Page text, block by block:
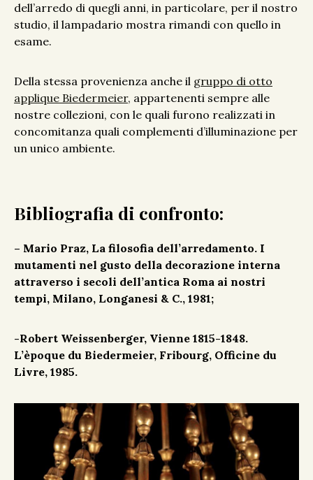
dell’arredo di quegli anni, in particolare, per il nostro
studio, il lampadario mostra rimandi con quello in
esame.
Della stessa provenienza anche il gruppo di otto
applique Biedermeier, appartenenti sempre alle
nostre collezioni, con le quali furono realizzati in
concomitanza quali complementi d’illuminazione per
un unico ambiente.
Bibliografia di confronto:
– Mario Praz, La filosofia dell’arredamento. I
mutamenti nel gusto della decorazione interna
attraverso i secoli dell’antica Roma ai nostri
tempi, Milano, Longanesi & C., 1981;
-Robert Weissenberger, Vienne 1815-1848.
L’èpoque du Biedermeier, Fribourg, Officine du
Livre, 1985.